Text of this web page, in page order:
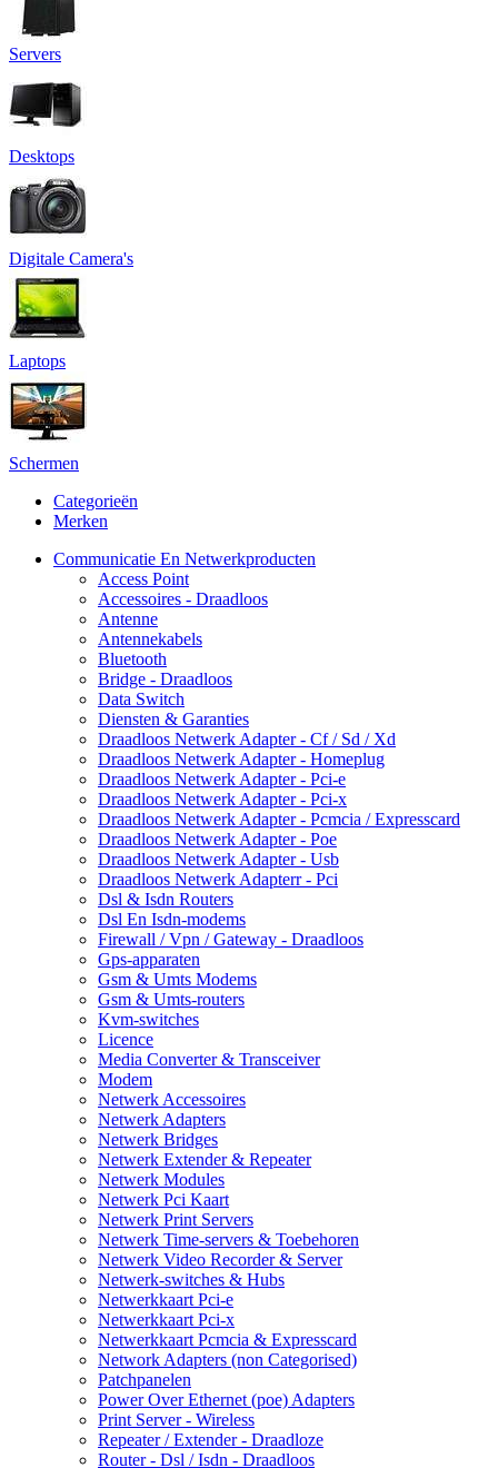
Servers
Desktops
Digitale Camera's
Laptops
Schermen
Categorieën
Merken
Communicatie En Netwerkproducten
Access Point
Accessoires - Draadloos
Antenne
Antennekabels
Bluetooth
Bridge - Draadloos
Data Switch
Diensten & Garanties
Draadloos Netwerk Adapter - Cf / Sd / Xd
Draadloos Netwerk Adapter - Homeplug
Draadloos Netwerk Adapter - Pci-e
Draadloos Netwerk Adapter - Pci-x
Draadloos Netwerk Adapter - Pcmcia / Expresscard
Draadloos Netwerk Adapter - Poe
Draadloos Netwerk Adapter - Usb
Draadloos Netwerk Adapterr - Pci
Dsl & Isdn Routers
Dsl En Isdn-modems
Firewall / Vpn / Gateway - Draadloos
Gps-apparaten
Gsm & Umts Modems
Gsm & Umts-routers
Kvm-switches
Licence
Media Converter & Transceiver
Modem
Netwerk Accessoires
Netwerk Adapters
Netwerk Bridges
Netwerk Extender & Repeater
Netwerk Modules
Netwerk Pci Kaart
Netwerk Print Servers
Netwerk Time-servers & Toebehoren
Netwerk Video Recorder & Server
Netwerk-switches & Hubs
Netwerkkaart Pci-e
Netwerkkaart Pci-x
Netwerkkaart Pcmcia & Expresscard
Network Adapters (non Categorised)
Patchpanelen
Power Over Ethernet (poe) Adapters
Print Server - Wireless
Repeater / Extender - Draadloze
Router - Dsl / Isdn - Draadloos